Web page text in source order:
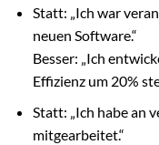
Statt: „Ich war
neuen Software.“
Besser: „Ich
Effizienz um 20%
Statt: „Ich habe an
mitgearbeitet.“